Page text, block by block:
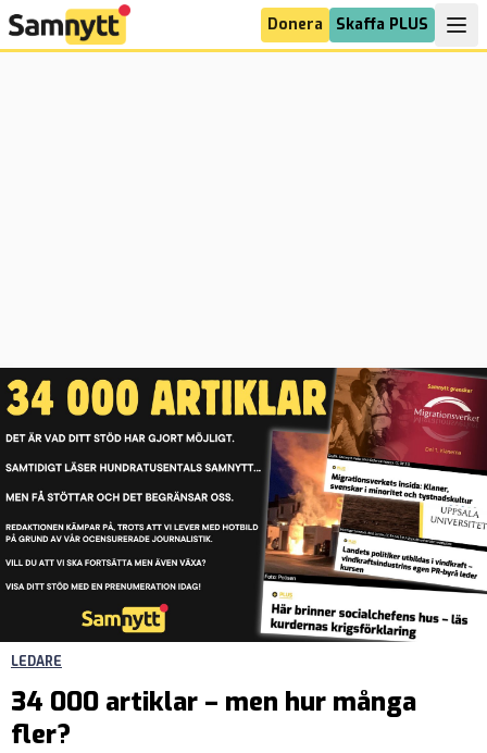
Donera Skaffa PLUS
LEDARE
34 000 artiklar – men hur många
fler?